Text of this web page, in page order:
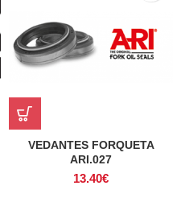
VEDANTES FORQUETA
ARI.027
13.40€